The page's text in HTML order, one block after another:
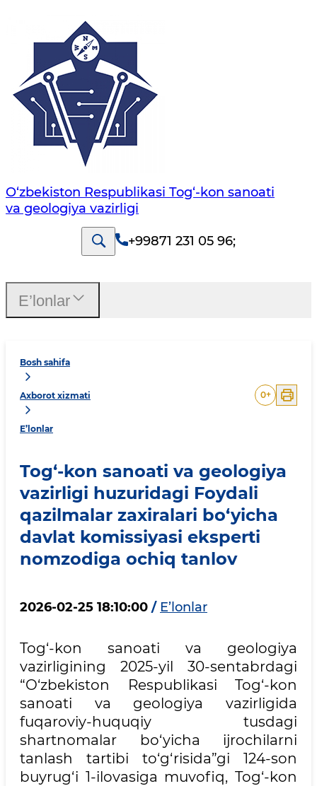
O‘zbekiston Respublikasi Tog‘-kon sanoati
va geologiya vazirligi
+99871 231 05 96;
Bosh sahifa
Axborot xizmati
E’lonlar
0+
Tog‘-kon sanoati va geologiya
vazirligi huzuridagi Foydali
qazilmalar zaxiralari bo‘yicha
davlat komissiyasi eksperti
nomzodiga ochiq tanlov
2026-02-25 18:10:00 / E’lonlar
Tog‘-kon sanoati va geologiya
vazirligining 2025-yil 30-sentabrdagi
“O‘zbekiston Respublikasi Tog‘-kon
sanoati va geologiya vazirligida
fuqaroviy-huquqiy tusdagi
shаrtnоmаlаr bo‘yicha ijrochilarni
tanlash tartibi to‘g‘risida”gi 124-son
buyrug‘i 1-ilovasiga muvofiq, Tog‘-kon
E’lonlar